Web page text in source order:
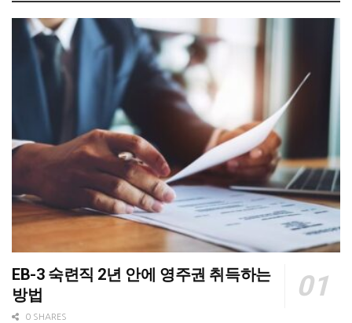
EB-3 숙련직 2년 안에 영주권 취득하는
방법
0 SHARES